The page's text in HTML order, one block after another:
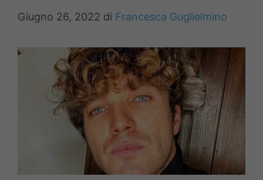
Giugno 26, 2022 di Francesca Guglielmino